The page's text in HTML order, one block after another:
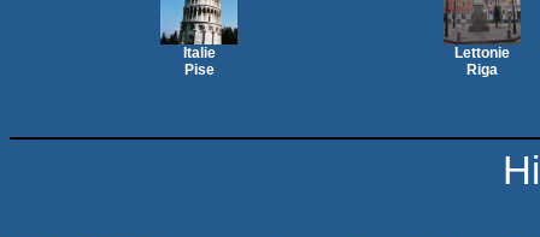
Italie
Pise
Lettonie
Riga